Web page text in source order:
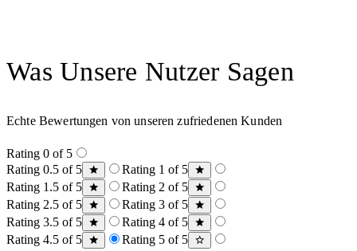
Was Unsere Nutzer Sagen
Echte Bewertungen von unseren zufriedenen Kunden
Rating 0 of 5
Rating 0.5 of 5
Rating 1 of 5
Rating 1.5 of 5
Rating 2 of 5
Rating 2.5 of 5
Rating 3 of 5
Rating 3.5 of 5
Rating 4 of 5
Rating 4.5 of 5
Rating 5 of 5